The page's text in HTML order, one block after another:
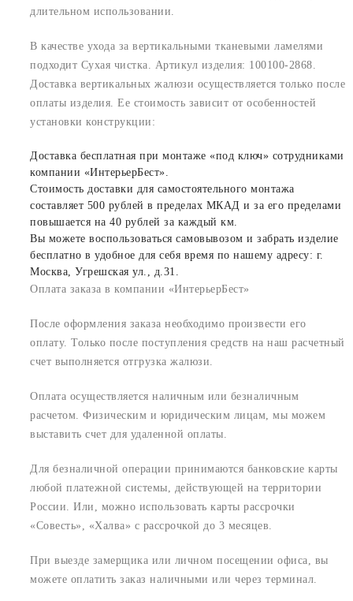
длительном использовании.
В качестве ухода за вертикальными тканевыми ламелями
подходит Сухая чистка. Артикул изделия: 100100-2868.
Доставка вертикальных жалюзи осуществляется только после
оплаты изделия. Ее стоимость зависит от особенностей
установки конструкции:
Доставка бесплатная при монтаже «под ключ» сотрудниками
компании «ИнтерьерБест».
Стоимость доставки для самостоятельного монтажа
составляет 500 рублей в пределах МКАД и за его пределами
повышается на 40 рублей за каждый км.
Вы можете воспользоваться самовывозом и забрать изделие
бесплатно в удобное для себя время по нашему адресу: г.
Москва, Угрешская ул., д.31.
Оплата заказа в компании «ИнтерьерБест»
После оформления заказа необходимо произвести его
оплату. Только после поступления средств на наш расчетный
счет выполняется отгрузка жалюзи.
Оплата осуществляется наличным или безналичным
расчетом. Физическим и юридическим лицам, мы можем
выставить счет для удаленной оплаты.
Для безналичной операции принимаются банковские карты
любой платежной системы, действующей на территории
России. Или, можно использовать карты рассрочки
«Совесть», «Халва» с рассрочкой до 3 месяцев.
При выезде замерщика или личном посещении офиса, вы
можете оплатить заказ наличными или через терминал.